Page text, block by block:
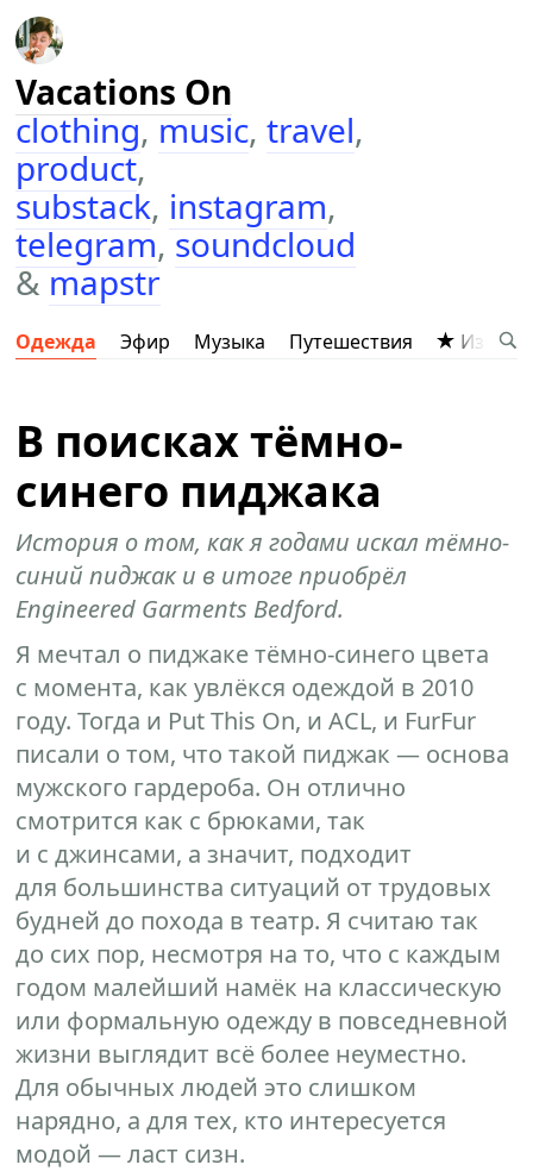
Vacations On
clothing,music,travel,
product,
substack, instagram,
telegram,soundcloud
&mapstr
Одежда Эфир Музыка Путешествия
В поисках тёмно-
синего пиджака
История о том, как я годами искал тёмно-
синий пиджак и в итоге приобрёл
Engineered Garments Bedford.
Я мечтал о пиджаке тёмно-синего цвета
с момента, как увлёкся одеждой в 2010
году. Тогда и Put This On, и ACL, и FurFur
писали о том, что такой пиджак — основа
мужского гардероба. Он отлично
смотрится как с брюками, так
и с джинсами, а значит, подходит
для большинства ситуаций от трудовых
будней до похода в театр. Я считаю так
до сих пор, несмотря на то, что с каждым
годом малейший намёк на классическую
или формальную одежду в повседневной
жизни выглядит всё более неуместно.
Для обычных людей это слишком
нарядно, а для тех, кто интересуется
модой — ласт сизн.